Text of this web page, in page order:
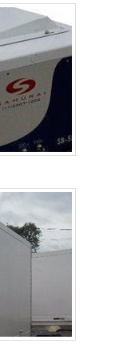
alta qualidade;
realizadas as
Equipamentos de
NO
sempre tem a
manutenção ar
que a empresa
em aparelhos
conquistas
que hoje
são realizadas
geração. Tudo
proativos e
a visita para
a empresa,